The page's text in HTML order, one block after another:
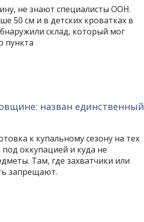
не знают специалисты ООН.
50 см и в детских кроватках в
склад, который мог
пункта
назван единственный
к купальному сезону на тех
оккупацией и куда не
Там, где захватчики или
запрещают.